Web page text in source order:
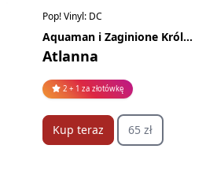
Pop! Vinyl: DC
Aquaman i Zaginione Królestwo
Atlanna
2 + 1 za złotówkę
Kup teraz 65 zł